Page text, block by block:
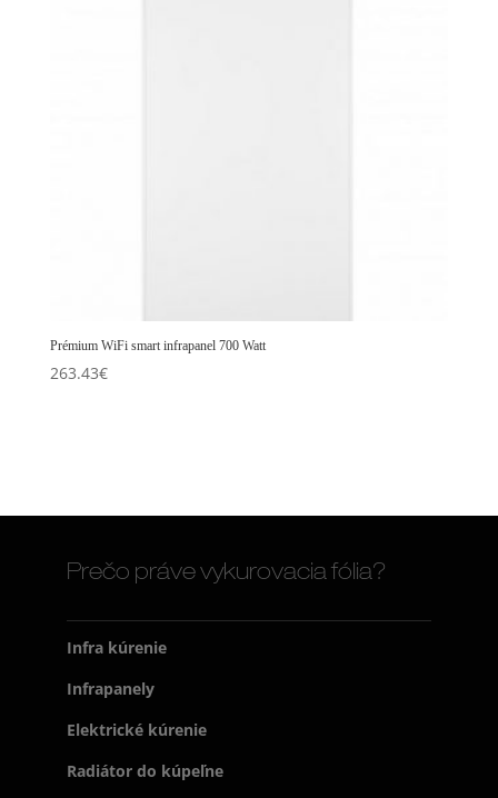
Prémium WiFi smart infrapanel 700 Watt
263.43€
Prečo práve vykurovacia fólia?
Infra kúrenie
Infrapanely
Elektrické kúrenie
Radiátor do kúpeľne